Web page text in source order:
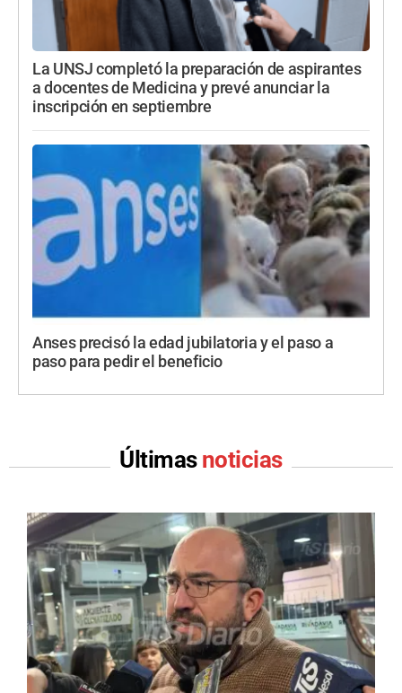
La UNSJ completó la preparación de aspirantes
a docentes de Medicina y prevé anunciar la
inscripción en septiembre
Anses precisó la edad jubilatoria y el paso a
paso para pedir el beneficio
Últimas noticias